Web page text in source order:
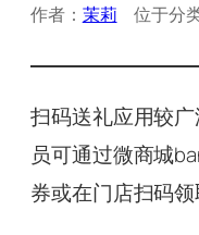
作者： 茉莉 位于分
扫码送礼应用较
员可通过微商城
券或在门店扫码领